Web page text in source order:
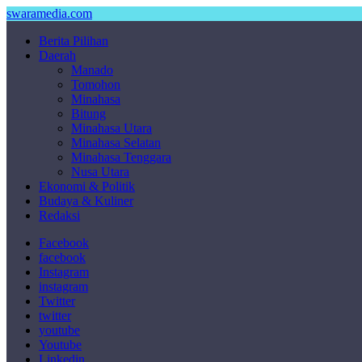
swaramedia.com
Berita Pilihan
Daerah
Manado
Tomohon
Minahasa
Bitung
Minahasa Utara
Minahasa Selatan
Minahasa Tenggara
Nusa Utara
Ekonomi & Politik
Budaya & Kuliner
Redaksi
Facebook
facebook
Instagram
instagram
Twitter
twitter
youtube
Youtube
Linkedin